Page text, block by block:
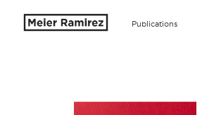
Publications